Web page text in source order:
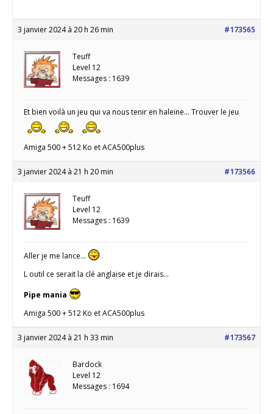
3 janvier 2024 à 20 h 26 min #173565
Teuff
Level 12
Messages : 1639
Et bien voilà un jeu qui va nous tenir en haleine… Trouver le jeu
Amiga 500 + 512 Ko et ACA500plus
3 janvier 2024 à 21 h 20 min #173566
Teuff
Level 12
Messages : 1639
Aller je me lance…
L outil ce serait la clé anglaise et je dirais…
Pipe mania
Amiga 500 + 512 Ko et ACA500plus
3 janvier 2024 à 21 h 33 min #173567
Bardock
Level 12
Messages : 1694